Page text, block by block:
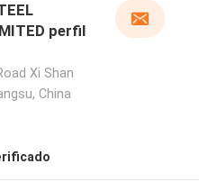
perfil
Xi Shan
China